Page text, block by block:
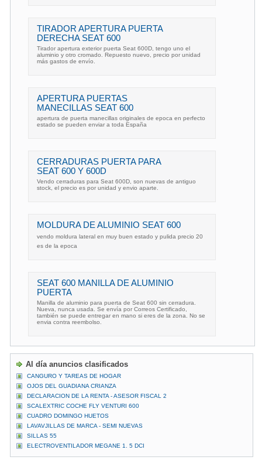
TIRADOR APERTURA PUERTA
DERECHA SEAT 600
Tirador apertura exterior puerta Seat 600D, tengo uno el
aluminio y otro cromado. Repuesto nuevo, precio por unidad
más gastos de envío.
APERTURA PUERTAS
MANECILLAS SEAT 600
apertura de puerta manecillas originales de epoca en perfecto
estado se pueden enviar a toda España
CERRADURAS PUERTA PARA
SEAT 600 Y 600D
Vendo cerraduras para Seat 600D, son nuevas de antiguo
stock, el precio es por unidad y envio aparte.
MOLDURA DE ALUMINIO SEAT 600
vendo moldura lateral en muy buen estado y pulida precio 20
es de la epoca
SEAT 600 MANILLA DE ALUMINIO
PUERTA
Manilla de aluminio para puerta de Seat 600 sin cerradura.
Nueva, nunca usada. Se envía por Correos Certificado,
también se puede entregar en mano si eres de la zona. No se
envia contra reembolso.
Al día anuncios clasificados
CANGURO Y TAREAS DE HOGAR
OJOS DEL GUADIANA CRIANZA
DECLARACION DE LA RENTA - ASESOR FISCAL 2
SCALEXTRIC COCHE FLY VENTURI 600
CUADRO DOMINGO HUETOS
LAVAVJILLAS DE MARCA - SEMI NUEVAS
SILLAS 55
ELECTROVENTILADOR MEGANE 1. 5 DCI